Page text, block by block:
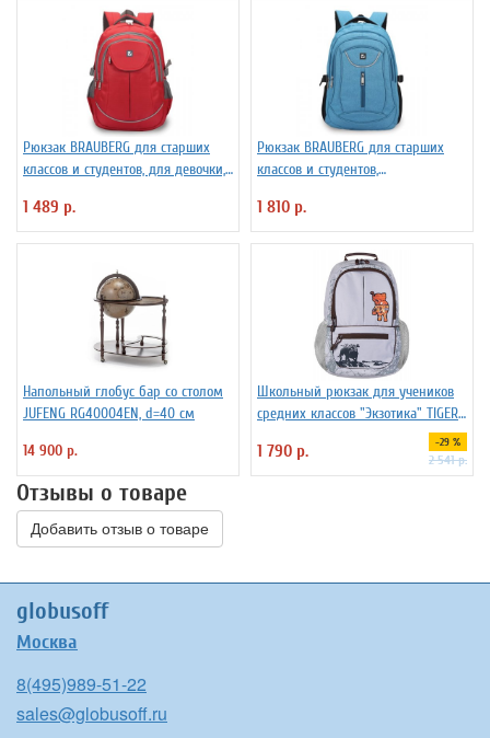
Рюкзак BRAUBERG для старших
классов и студентов, для девочки,
1 489 р.
Рюкзак BRAUBERG для старших
классов и студентов,
30 л, 225517
1 810 р.
Напольный глобус бар со столом
JUFENG RG40004EN, d=40 см
14 900 р.
Школьный рюкзак для учеников
средних классов "Экзотика" TIGER
1 790 р. -29 %
2 541 р.
Отзывы о товаре
Добавить отзыв о товаре
globusoff
Москва
8(495)989-51-22
sales@globusoff.ru